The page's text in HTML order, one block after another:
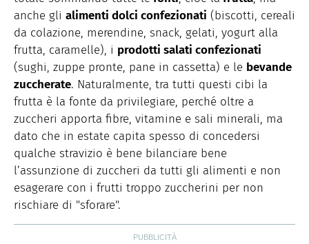
anche gli alimenti dolci confezionati (biscotti, cereali
da colazione, merendine, snack, gelati, yogurt alla
frutta, caramelle), i prodotti salati confezionati
(sughi, zuppe pronte, pane in cassetta) e le bevande
zuccherate. Naturalmente, tra tutti questi cibi la
frutta è la fonte da privilegiare, perché oltre a
zuccheri apporta fibre, vitamine e sali minerali, ma
dato che in estate capita spesso di concedersi
qualche stravizio è bene bilanciare bene
l’assunzione di zuccheri da tutti gli alimenti e non
esagerare con i frutti troppo zuccherini per non
rischiare di "sforare".